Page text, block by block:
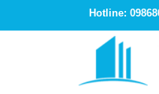
Hotline: